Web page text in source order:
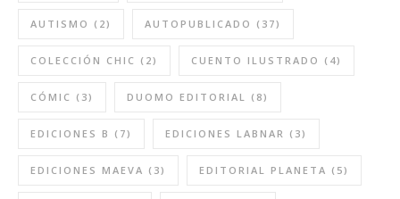
AUTISMO (2) AUTOPUBLICADO (37)
COLECCIÓN CHIC (2) CUENTO ILUSTRADO (4)
CÓMIC (3) DUOMO EDITORIAL (8)
EDICIONES B (7) EDICIONES LABNAR (3)
EDICIONES MAEVA (3) EDITORIAL PLANETA (5)